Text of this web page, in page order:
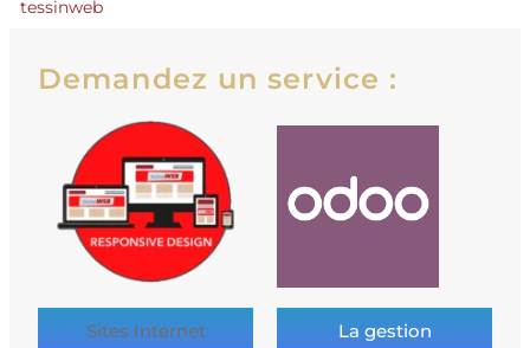
tessinweb
Demandez un service :
Sites Internet La gestion